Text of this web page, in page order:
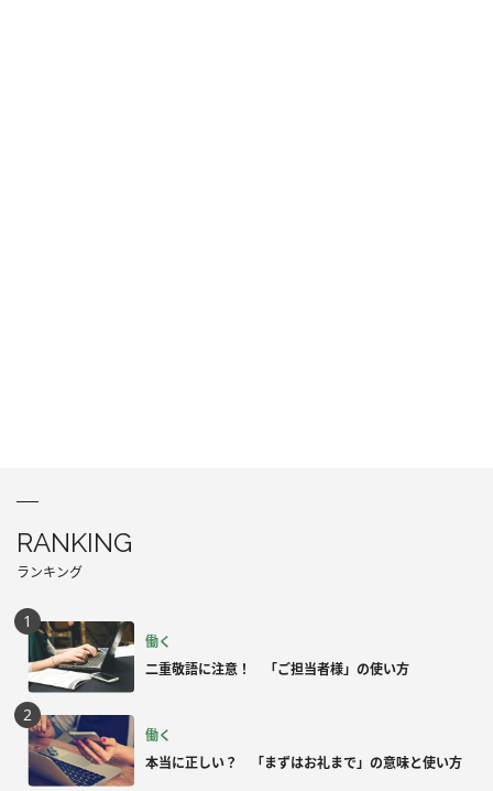
RANKING
ランキング
働く
二重敬語に注意！ 「ご担当者様」の使い方
働く
本当に正しい？ 「まずはお礼まで」の意味と使い方